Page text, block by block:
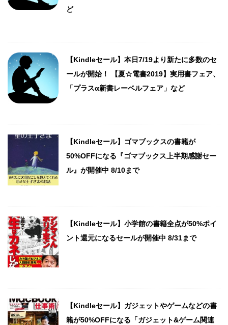
ど
【Kindleセール】本日7/19より新たに多数のセ
ールが開始！ 【夏☆電書2019】実用書フェア、
「プラスα新書レーベルフェア」など
【Kindleセール】ゴマブックスの書籍が
50%OFFになる『ゴマブックス上半期感謝セー
ル』が開催中 8/10まで
【Kindleセール】小学館の書籍全点が50%ポイ
ント還元になるセールが開催中 8/31まで
【Kindleセール】ガジェットやゲームなどの書
籍が50%OFFになる「ガジェット&ゲーム関連